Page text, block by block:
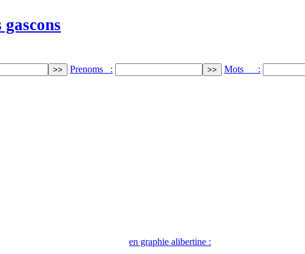
Prenoms : Mots :
en graphie alibertine :